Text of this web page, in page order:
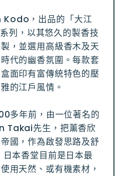
，出品的「大江
列，以其悠久的製香技
，並選用高級香木及天
代的幽香氛圍。每款套
面印有富傳統特色的壓
的江戶風情。
多年前，由一位著名的
Takai先生，把薰香欣
國，作為啟發思路及舒
本香堂目前是日本最
用天然、或有機素材，